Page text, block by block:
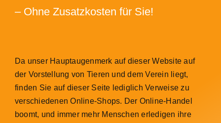
– Ohne Zusatzkosten für Sie!
Da unser Hauptaugenmerk auf dieser Website auf
der Vorstellung von Tieren und dem Verein liegt,
finden Sie auf dieser Seite lediglich Verweise zu
verschiedenen Online-Shops. Der Online-Handel
boomt, und immer mehr Menschen erledigen ihre